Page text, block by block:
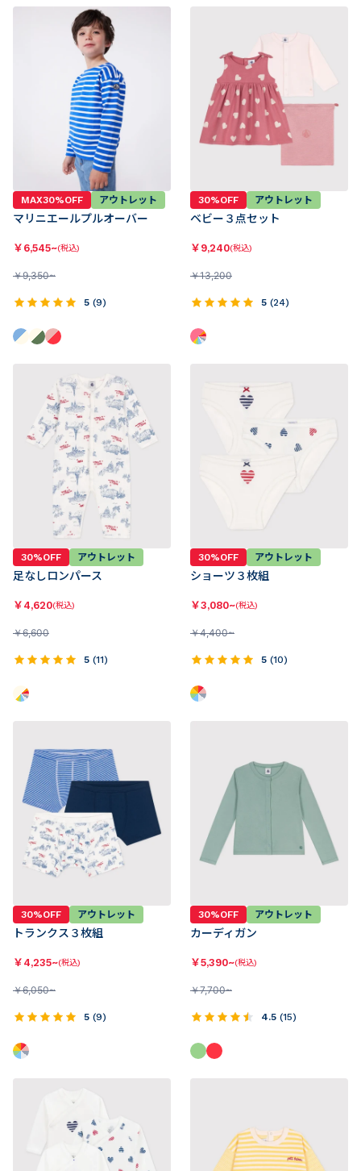
MAX30%OFF アウトレット
マリニエールプルオーバー
￥ 6,545~(税込)
￥9,350~
5 (9)
30%OFF アウトレット
ベビー３点セット
￥ 9,240(税込)
￥13,200
5 (24)
30%OFF アウトレット
足なしロンパース
￥ 4,620(税込)
￥6,600
5 (11)
30%OFF アウトレット
ショーツ３枚組
￥3,080~(税込)
￥4,400~
5 (10)
30%OFF アウトレット
トランクス３枚組
￥ 4,235~(税込)
￥6,050~
5 (9)
30%OFF アウトレット
カーディガン
￥5,390~(税込)
￥7,700~
4.5 (15)